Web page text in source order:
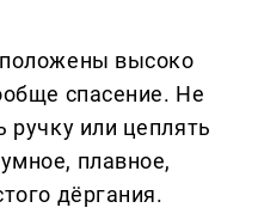
высоко
спасение. Не
ручку или цеплять
плавное,
дёргания.